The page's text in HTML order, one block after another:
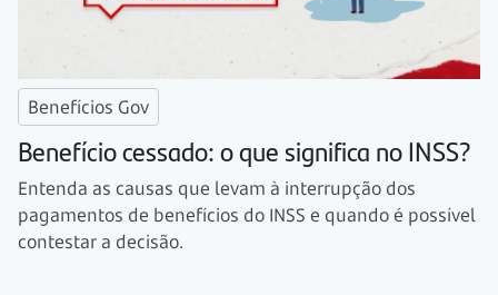
Benefícios Gov
Benefício cessado: o que significa no INSS?
Entenda as causas que levam à interrupção dos
pagamentos de benefícios do INSS e quando é possível
contestar a decisão.